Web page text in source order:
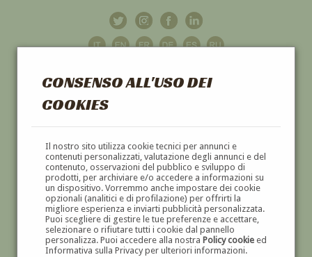
CONSENSO ALL'USO DEI
COOKIES
Il nostro sito utilizza cookie tecnici per annunci e
contenuti personalizzati, valutazione degli annunci e del
contenuto, osservazioni del pubblico e sviluppo di
prodotti, per archiviare e/o accedere a informazioni su
un dispositivo. Vorremmo anche impostare dei cookie
opzionali (analitici e di profilazione) per offrirti la
migliore esperienza e inviarti pubblicità personalizzata.
Puoi scegliere di gestire le tue preferenze e accettare,
selezionare o rifiutare tutti i cookie dal pannello
personalizza. Puoi accedere alla nostra Policy cookieed
Informativa sulla Privacy per ulteriori informazioni.
GALLERIAD'ARTE
DIPINTI E SCULTURE '800 E '900